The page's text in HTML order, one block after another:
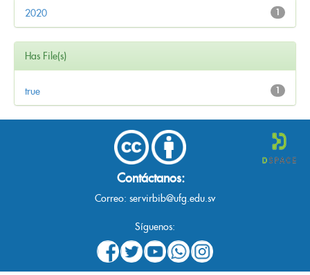
1
2020
Has File(s)
1
true
Contáctanos:
Correo: servirbib@ufg.edu.sv
Síguenos: